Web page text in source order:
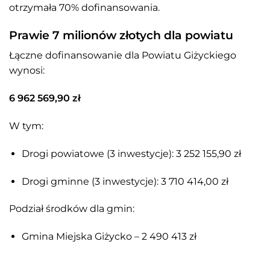
otrzymała 70% dofinansowania.
Prawie 7 milionów złotych dla powiatu
Łączne dofinansowanie dla Powiatu Giżyckiego
wynosi:
6 962 569,90 zł
W tym:
Drogi powiatowe (3 inwestycje): 3 252 155,90 zł
Drogi gminne (3 inwestycje): 3 710 414,00 zł
Podział środków dla gmin:
Gmina Miejska Giżycko – 2 490 413 zł